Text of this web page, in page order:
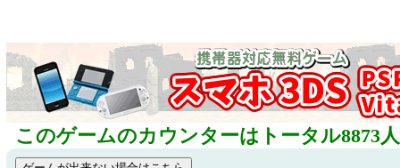
このゲームのカウンターはトータル8873